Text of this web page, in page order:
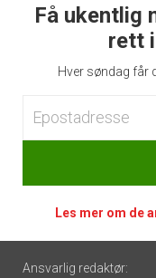
Få ukentlig
rett
Hver søndag får
Les mer om de
Footer
Ansvarlig redaktør: